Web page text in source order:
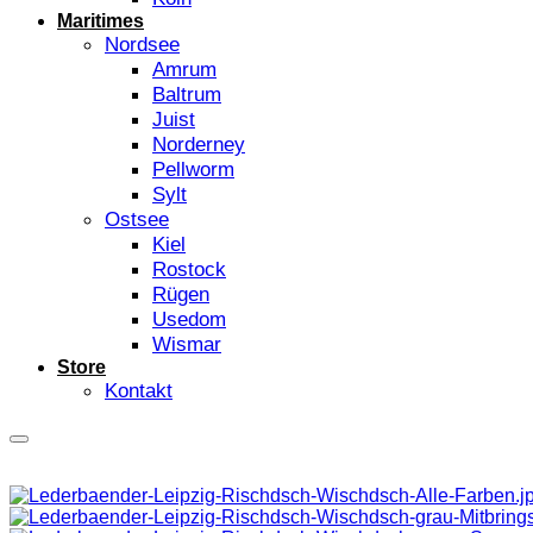
Maritimes
Nordsee
Amrum
Baltrum
Juist
Norderney
Pellworm
Sylt
Ostsee
Kiel
Rostock
Rügen
Usedom
Wismar
Store
Kontakt